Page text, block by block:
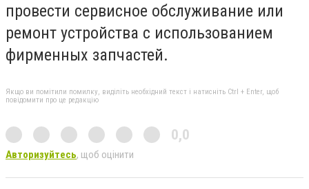
провести сервисное обслуживание или
ремонт устройства с использованием
фирменных запчастей.
Якщо ви помітили помилку, виділіть необхідний текст і натисніть Ctrl + Enter, щоб
повідомити про це редакцію
0,0
Авторизуйтесь, щоб оцінити